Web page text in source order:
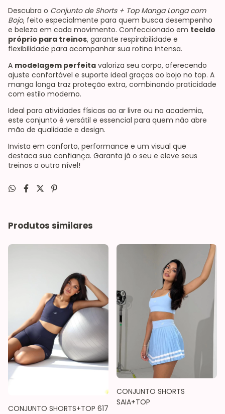
Descubra o Conjunto de Shorts + Top Manga Longa com
Bojo, feito especialmente para quem busca desempenho
e beleza em cada movimento. Confeccionado em tecido
próprio para treinos, garante respirabilidade e
flexibilidade para acompanhar sua rotina intensa.
A modelagem perfeita valoriza seu corpo, oferecendo
ajuste confortável e suporte ideal graças ao bojo no top. A
manga longa traz proteção extra, combinando praticidade
com estilo moderno.
Ideal para atividades físicas ao ar livre ou na academia,
este conjunto é versátil e essencial para quem não abre
mão de qualidade e design.
Invista em conforto, performance e um visual que
destaca sua confiança. Garanta já o seu e eleve seus
treinos a outro nível!
Produtos similares
CONJUNTO SHORTS+TOP 617
CONJUNTO SHORTS
SAIA+TOP